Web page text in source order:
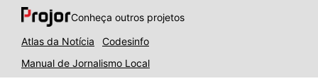
Conheça outros projetos
Atlas da Notícia
Codesinfo
Manual de Jornalismo Local